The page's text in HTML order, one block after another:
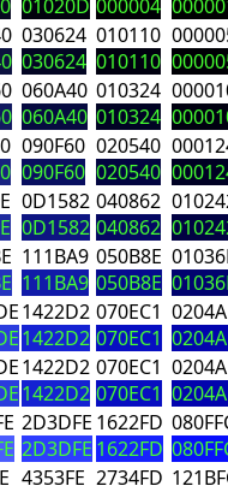
01020D 000004
030624
030624
010110
010110
060A40
060A40
010324
010324
090F60
090F60
020540
020540
0D1582
0D1582
040862
040862
111BA9
111BA9
050B8E
050B8E
1422D2
1422D2
070EC1
070EC1
1422D2
1422D2
070EC1
070EC1
2D3DFE
2D3DFE
1622FD
1622FD
4353FE 2734FD